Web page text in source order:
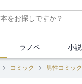
ラノベ 小説
コミック 男性コミック